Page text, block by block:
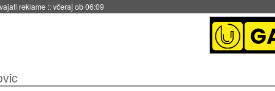
reklame ::včeraj ob 06:09